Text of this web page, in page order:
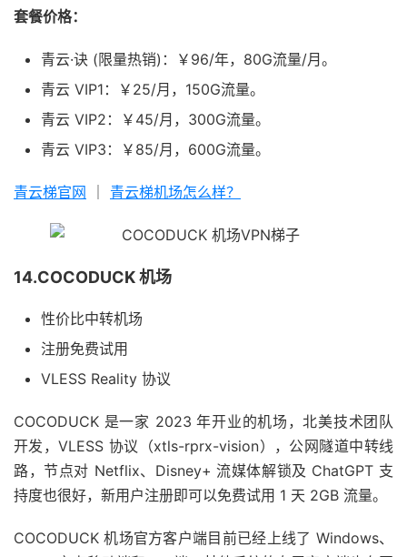
套餐价格：
青云·诀 (限量热销)：￥96/年，80G流量/月。
青云 VIP1：￥25/月，150G流量。
青云 VIP2：￥45/月，300G流量。
青云 VIP3：￥85/月，600G流量。
青云梯官网 青云梯机场怎么样？
14.COCODUCK 机场
性价比中转机场
注册免费试用
VLESS Reality 协议
COCODUCK 是一家 2023 年开业的机场，北美技术团队
开发，VLESS 协议（xtls-rprx-vision），公网隧道中转线
路，节点对 Netflix、Disney+ 流媒体解锁及 ChatGPT 支
持度也很好，新用户注册即可以免费试用 1 天 2GB 流量。
COCODUCK 机场官方客户端目前已经上线了 Windows、